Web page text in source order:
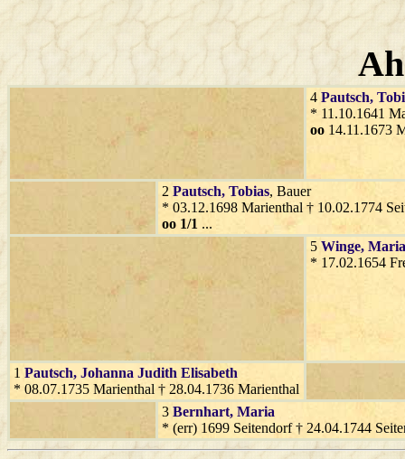
4 Pautsch,
* 11.10.1641
oo 14.11.1673
2 Pautsch, Tobias, Bauer
* 03.12.1698 Marienthal † 10.02.1774
oo 1/1 ...
5 Winge, Maria
* 17.02.1654
1 Pautsch, Johanna Judith Elisabeth
* 08.07.1735 Marienthal † 28.04.1736 Marienthal
3 Bernhart, Maria
* (err) 1699 Seitendorf † 24.04.1744